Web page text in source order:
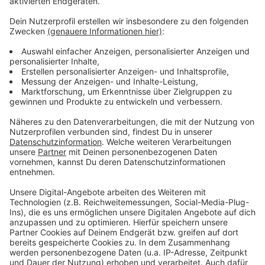
Es gibt diese Dinge im Leben, die können uns zur
Weißglut treiben. Bahnstreiks. Plötzlicher Schneefall.
Autofahren können. Menschen, die seltsame Wörter
benutzen. Wo andere sich vor Verzweiflung das
Gesicht bis zum Bauchnabel ziehen oder ihren Kopf
gegen die Wand hauen wollen, geht in eben diesem
zwischen wirren Gedanken und scharfer
Alltagsbeobachtung. Ein bisschen ausgeflippt,
meistens bunt und nie ganz ernst gemeint.